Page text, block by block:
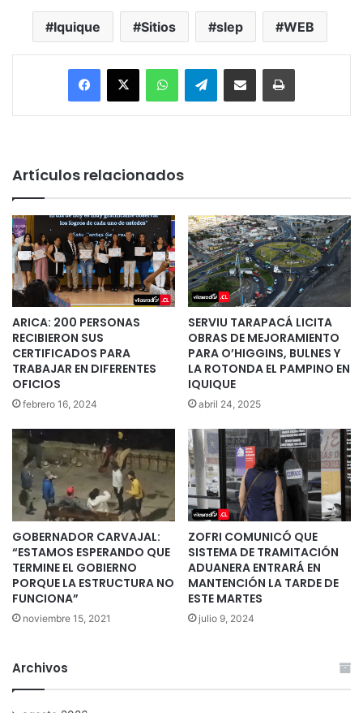
Iquique Sitios slep WEB
Facebook
X WhatsAppTelegramEnviar vía email Imprimir
Artículos relacionados
ARICA: 200 PERSONAS
RECIBIERON SUS
CERTIFICADOS PARA
TRABAJAR EN DIFERENTES
OFICIOS
febrero 16, 2024
SERVIU TARAPACÁ LICITA
OBRAS DE MEJORAMIENTO
PARA O’HIGGINS, BULNES Y
LA ROTONDA EL PAMPINO EN
IQUIQUE
abril 24, 2025
GOBERNADOR CARVAJAL:
“ESTAMOS ESPERANDO QUE
TERMINE EL GOBIERNO
PORQUE LA ESTRUCTURA NO
FUNCIONA”
noviembre 15, 2021
ZOFRI COMUNICÓ QUE
SISTEMA DE TRAMITACIÓN
ADUANERA ENTRARÁ EN
MANTENCIÓN LA TARDE DE
ESTE MARTES
julio 9, 2024
Archivos